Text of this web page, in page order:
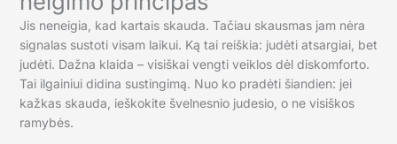
Jis neneigia, kad kartais skauda. Tačiau skausmas jam nėra
signalas sustoti visam laikui. Ką tai reiškia: judėti atsargiai, bet
judėti. Dažna klaida – visiškai vengti veiklos dėl diskomforto.
Tai ilgainiui didina sustingimą. Nuo ko pradėti šiandien: jei
kažkas skauda, ieškokite švelnesnio judesio, o ne visiškos
ramybės.